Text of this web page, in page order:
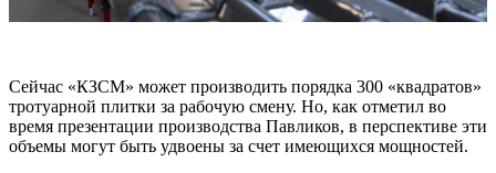
Сейчас «КЗСМ» может производить порядка 300 «квадратов»
тротуарной плитки за рабочую смену. Но, как отметил во
время презентации производства Павликов, в перспективе эти
объемы могут быть удвоены за счет имеющихся мощностей.